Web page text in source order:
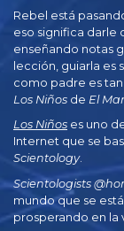
Rebel está
eso significa darle
enseñando notas
lección, guiarla es
como padre es
Los Niños de El
Los Niños es uno
Internet que se
Scientology.
Scientologists
mundo que se
prosperando en la